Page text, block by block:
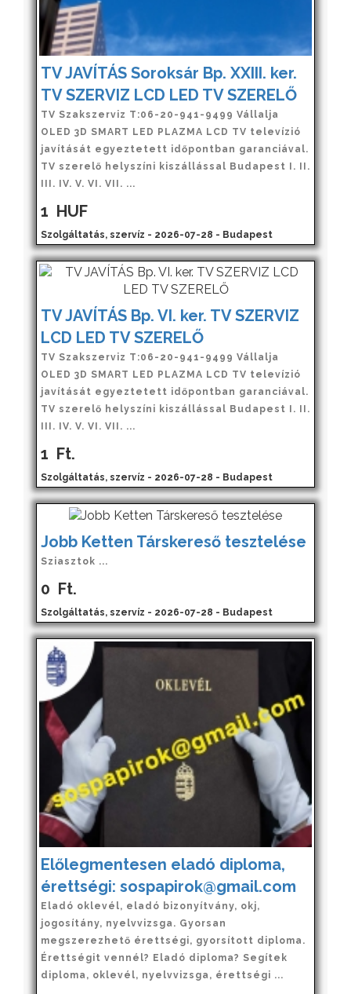
TV JAVÍTÁS Soroksár Bp. XXIII. ker.
TV SZERVIZ LCD LED TV SZERELŐ
TV Szakszerviz T:06-20-941-9499 Vállalja
OLED 3D SMART LED PLAZMA LCD TV televízió
javítását egyeztetett időpontban garanciával.
TV szerelő helyszíni kiszállással Budapest I. II.
III. IV. V. VI. VII. ...
1 HUF
Szolgáltatás, szervíz - 2026-07-28 - Budapest
TV JAVÍTÁS Bp. VI. ker. TV SZERVIZ
LCD LED TV SZERELŐ
TV Szakszerviz T:06-20-941-9499 Vállalja
OLED 3D SMART LED PLAZMA LCD TV televízió
javítását egyeztetett időpontban garanciával.
TV szerelő helyszíni kiszállással Budapest I. II.
III. IV. V. VI. VII. ...
1 Ft.
Szolgáltatás, szervíz - 2026-07-28 - Budapest
Jobb Ketten Társkereső tesztelése
Sziasztok ...
0 Ft.
Szolgáltatás, szervíz - 2026-07-28 - Budapest
Előlegmentesen eladó diploma,
érettségi: sospapirok@gmail.com
Eladó oklevél, eladó bizonyítvány, okj,
jogosítány, nyelvvizsga. Gyorsan
megszerezhető érettségi, gyorsított diploma.
Érettségit vennél? Eladó diploma? Segítek
diploma, oklevél, nyelvvizsga, érettségi ...